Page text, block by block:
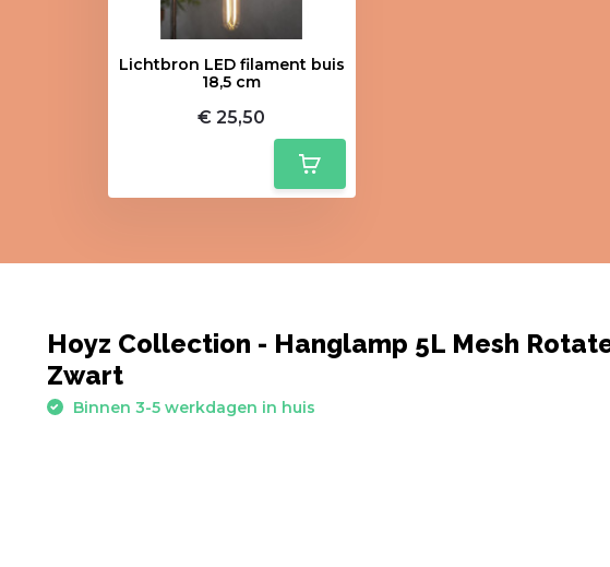
Lichtbron LED filament buis
18,5 cm
€ 25,50
Hoyz Collection - Hanglamp 5L Mesh
Zwart
Binnen 3-5 werkdagen in huis